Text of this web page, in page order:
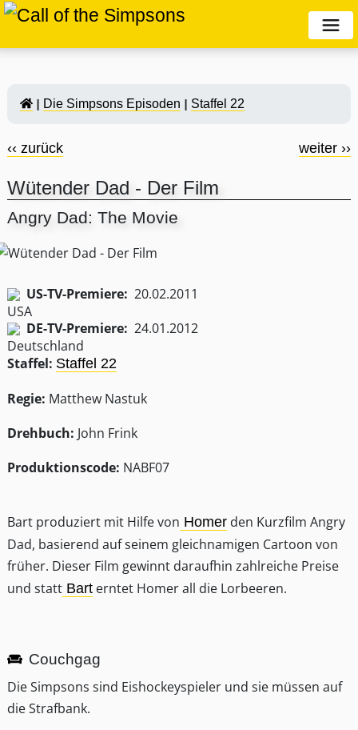
Die Simpsons Episoden Staffel 22
‹‹ zurück weiter ››
Wütender Dad - Der Film
Angry Dad: The Movie
US-TV-Premiere: 20.02.2011
DE-TV-Premiere: 24.01.2012
Staffel: Staffel 22
Regie: Matthew Nastuk
Drehbuch: John Frink
Produktionscode: NABF07
Bart produziert mit Hilfe von Homer den Kurzfilm Angry
Dad, basierend auf seinem gleichnamigen Cartoon von
früher. Dieser Film gewinnt daraufhin zahlreiche Preise
und statt Bart erntet Homer all die Lorbeeren.
Couchgag
Die Simpsons sind Eishockeyspieler und sie müssen auf
die Strafbank.